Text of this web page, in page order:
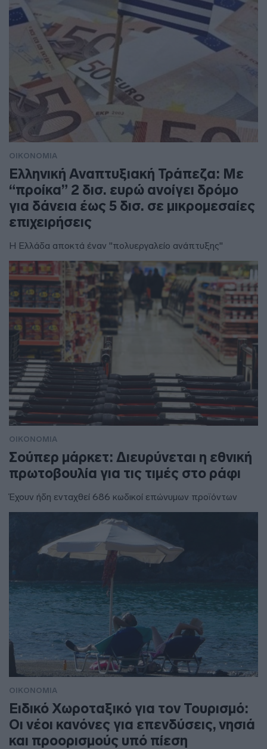
ΟΙΚΟΝΟΜΙΑ
Ελληνική Αναπτυξιακή Τράπεζα: Με
“προίκα” 2 δισ. ευρώ ανοίγει δρόμο
για δάνεια έως 5 δισ. σε μικρομεσαίες
επιχειρήσεις
Η Ελλάδα αποκτά έναν "πολυεργαλείο ανάπτυξης"
ΟΙΚΟΝΟΜΙΑ
Σούπερ μάρκετ: Διευρύνεται η εθνική
πρωτοβουλία για τις τιμές στο ράφι
Έχουν ήδη ενταχθεί 686 κωδικοί επώνυμων προϊόντων
ΟΙΚΟΝΟΜΙΑ
Ειδικό Χωροταξικό για τον Τουρισμό:
Οι νέοι κανόνες για επενδύσεις, νησιά
και προορισμούς υπό πίεση